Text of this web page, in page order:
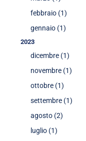
febbraio (1)
gennaio (1)
2023
dicembre (1)
novembre (1)
ottobre (1)
settembre (1)
agosto (2)
luglio (1)